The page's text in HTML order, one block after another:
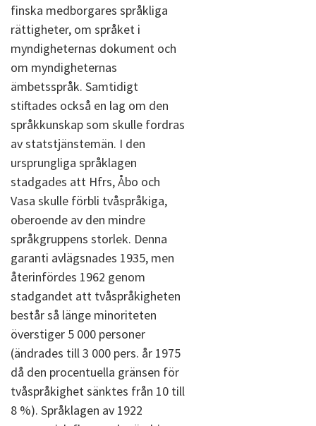
finska medborgares språkliga
rättigheter, om språket i
myndigheternas dokument och
om myndigheternas
ämbetsspråk. Samtidigt
stiftades också en lag om den
språkkunskap som skulle fordras
av statstjänstemän. I den
ursprungliga språklagen
stadgades att Hfrs, Åbo och
Vasa skulle förbli tvåspråkiga,
oberoende av den mindre
språkgruppens storlek. Denna
garanti avlägsnades 1935, men
återinfördes 1962 genom
stadgandet att tvåspråkigheten
består så länge minoriteten
överstiger 5 000 personer
(ändrades till 3 000 pers. år 1975
då den procentuella gränsen för
tvåspråkighet sänktes från 10 till
8 %). Språklagen av 1922